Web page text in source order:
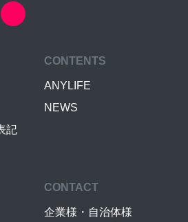
記
CONTENTS
ANYLIFE
NEWS
CONTACT
企業様・自治体様